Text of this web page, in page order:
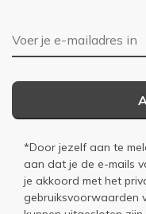
E-mailadres
*Door jezelf aan te
aan dat je de e-mails
je akkoord met het
gebruiksvoorwaarden